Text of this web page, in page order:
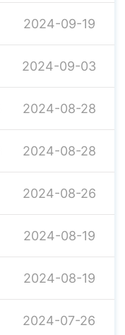
2024-09-19
2024-09-03
2024-08-28
2024-08-28
2024-08-26
2024-08-19
2024-08-19
2024-07-26